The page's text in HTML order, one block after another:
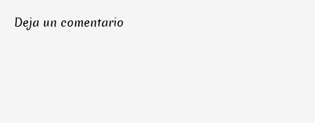
Deja un comentario